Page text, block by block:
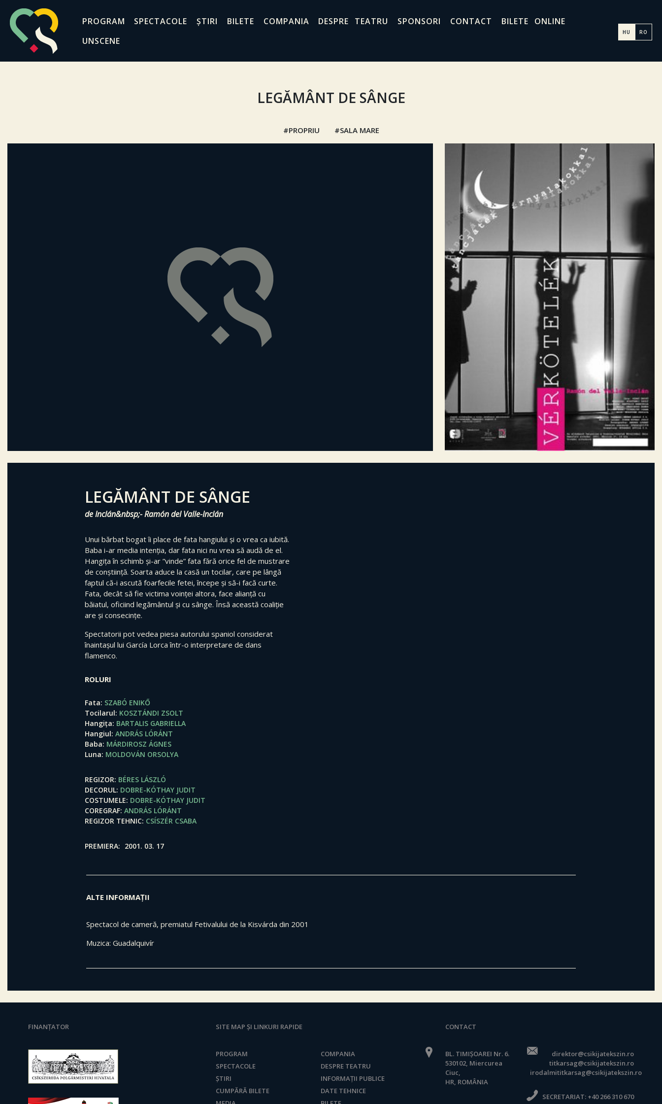
PROGRAM SPECTACOLE ȘTIRI BILETE COMPANIA DESPRE TEATRU SPONSORI CONTACT
BILETE ONLINE
UNSCENE
HU RO
LEGĂMÂNT DE SÂNGE
PROPRIU SALA MARE
LEGĂMÂNT DE SÂNGE
de Inclán&nbsp;- Ramón del Valle-Inclán
Unui bărbat bogat îi place de fata hangiului și o vrea ca iubită.
Baba i-ar media intenția, dar fata nici nu vrea să audă de el.
Hangița în schimb și-ar ”vinde” fata fără orice fel de mustrare
de conștiință. Soarta aduce la casă un tocilar, care pe lângă
faptul că-i ascută foarfecile fetei, începe și să-i facă curte.
Fata, decât să fie victima voinței altora, face alianță cu
băiatul, oficiind legământul și cu sânge. Însă această coaliție
are și consecințe.
Spectatorii pot vedea piesa autorului spaniol considerat
înaintașul lui García Lorca într-o interpretare de dans
flamenco.
ROLURI
Fata SZABÓ ENIKŐ
Tocilarul KOSZTÁNDI ZSOLT
Hangița BARTALIS GABRIELLA
Hangiul ANDRÁS LÓRÁNT
Baba MÁRDIROSZ ÁGNES
Luna MOLDOVÁN ORSOLYA
REGIZOR BÉRES LÁSZLÓ
DECORUL DOBRE-KÓTHAY JUDIT
COSTUMELE DOBRE-KÓTHAY JUDIT
COREGRAF ANDRÁS LÓRÁNT
REGIZOR TEHNIC CSÍSZÉR CSABA
PREMIERA 2001. 03. 17
ALTE INFORMAȚII
Spectacol de cameră, premiatul Fetivalului de la Kisvárda din 2001
Muzica: Guadalquivír
FINANȚATOR SITE MAP ȘI LINKURI RAPIDE
PROGRAM
SPECTACOLE
ȘTIRI
CUMPĂRĂ BILETE
COMPANIA
DESPRE TEATRU
INFORMAȚII PUBLICE
DATE TEHNICE
CONTACT
BL. TIMIȘOAREI Nr. 6.
530102, Miercurea
Ciuc,
HR, ROMÂNIA
direktor@csikijatekszin.ro
titkarsag@csikijatekszin.ro
irodalmititkarsag@csikijatekszin.ro
SECRETARIAT: +40 266 310 670